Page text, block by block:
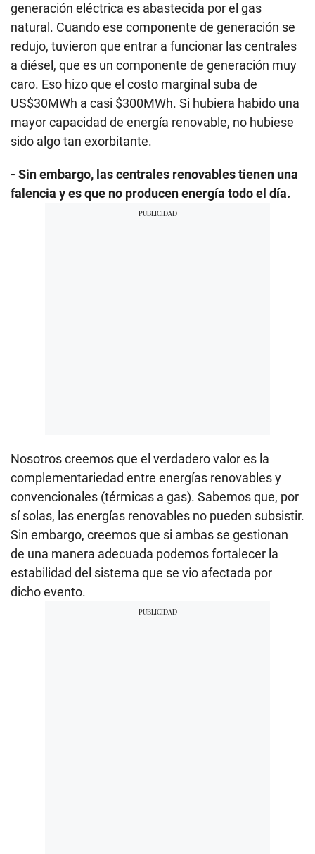
generación eléctrica es abastecida por el gas
natural. Cuando ese componente de generación se
redujo, tuvieron que entrar a funcionar las centrales
a diésel, que es un componente de generación muy
caro. Eso hizo que el costo marginal suba de
US$30MWh a casi $300MWh. Si hubiera habido una
mayor capacidad de energía renovable, no hubiese
sido algo tan exorbitante.
- Sin embargo, las centrales renovables tienen una
falencia y es que no producen energía todo el día.
Nosotros creemos que el verdadero valor es la
complementariedad entre energías renovables y
convencionales (térmicas a gas). Sabemos que, por
sí solas, las energías renovables no pueden subsistir.
Sin embargo, creemos que si ambas se gestionan
de una manera adecuada podemos fortalecer la
estabilidad del sistema que se vio afectada por
dicho evento.